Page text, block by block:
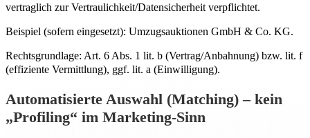
vertraglich zur Vertraulichkeit/Datensicherheit verpflichtet.
Beispiel (sofern eingesetzt): Umzugsauktionen GmbH & Co. KG.
Rechtsgrundlage: Art. 6 Abs. 1 lit. b (Vertrag/Anbahnung) bzw. lit. f
(effiziente Vermittlung), ggf. lit. a (Einwilligung).
Automatisierte Auswahl (Matching) – kein
„Profiling“ im Marketing-Sinn